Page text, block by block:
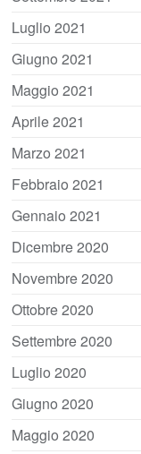
Luglio 2021
Giugno 2021
Maggio 2021
Aprile 2021
Marzo 2021
Febbraio 2021
Gennaio 2021
Dicembre 2020
Novembre 2020
Ottobre 2020
Settembre 2020
Luglio 2020
Giugno 2020
Maggio 2020